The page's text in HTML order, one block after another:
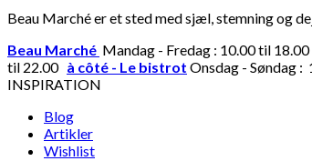
Beau Marché er et sted med sjæl, stemning og
Beau Marché Mandag - Fredag : 10.00 til
til 22.00 à côté - Le bistrot Onsdag - Søndag :
INSPIRATION
Blog
Artikler
Wishlist